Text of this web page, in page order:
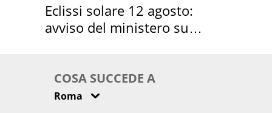
Eclissi solare 12 agosto:
avviso del ministero su